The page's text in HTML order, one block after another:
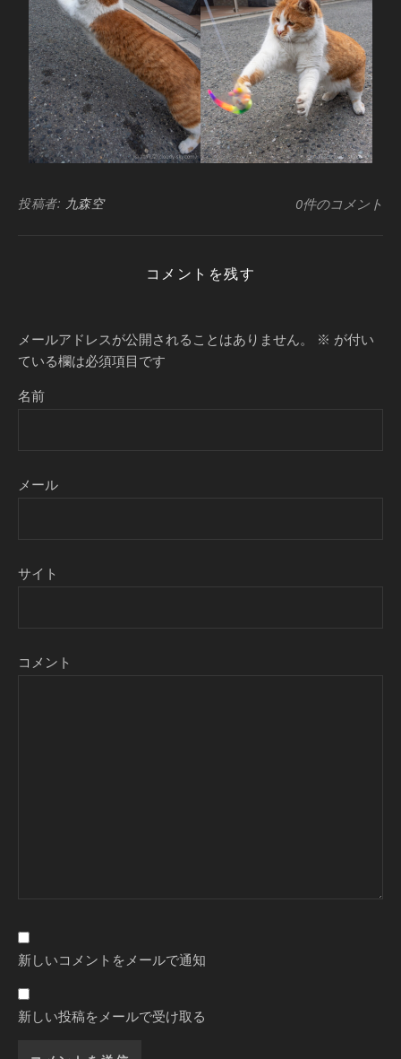
投稿者: 九森空 0件のコメント
コメントを残す
メールアドレスが公開されることはありません。 ※ が付い
ている欄は必須項目です
名前
メール
サイト
コメント
新しいコメントをメールで通知
新しい投稿をメールで受け取る